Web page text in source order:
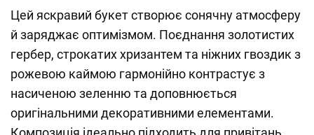
Цей яскравий букет створює сонячну атмосферу
й заряджає оптимізмом. Поєднання золотистих
гербер, строкатих хризантем та ніжних гвоздик з
рожевою каймою гармонійно контрастує з
насиченою зеленню та доповнюється
оригінальними декоративними елементами.